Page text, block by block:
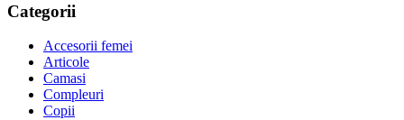
Categorii
Accesorii femei
Articole
Camasi
Compleuri
Copii